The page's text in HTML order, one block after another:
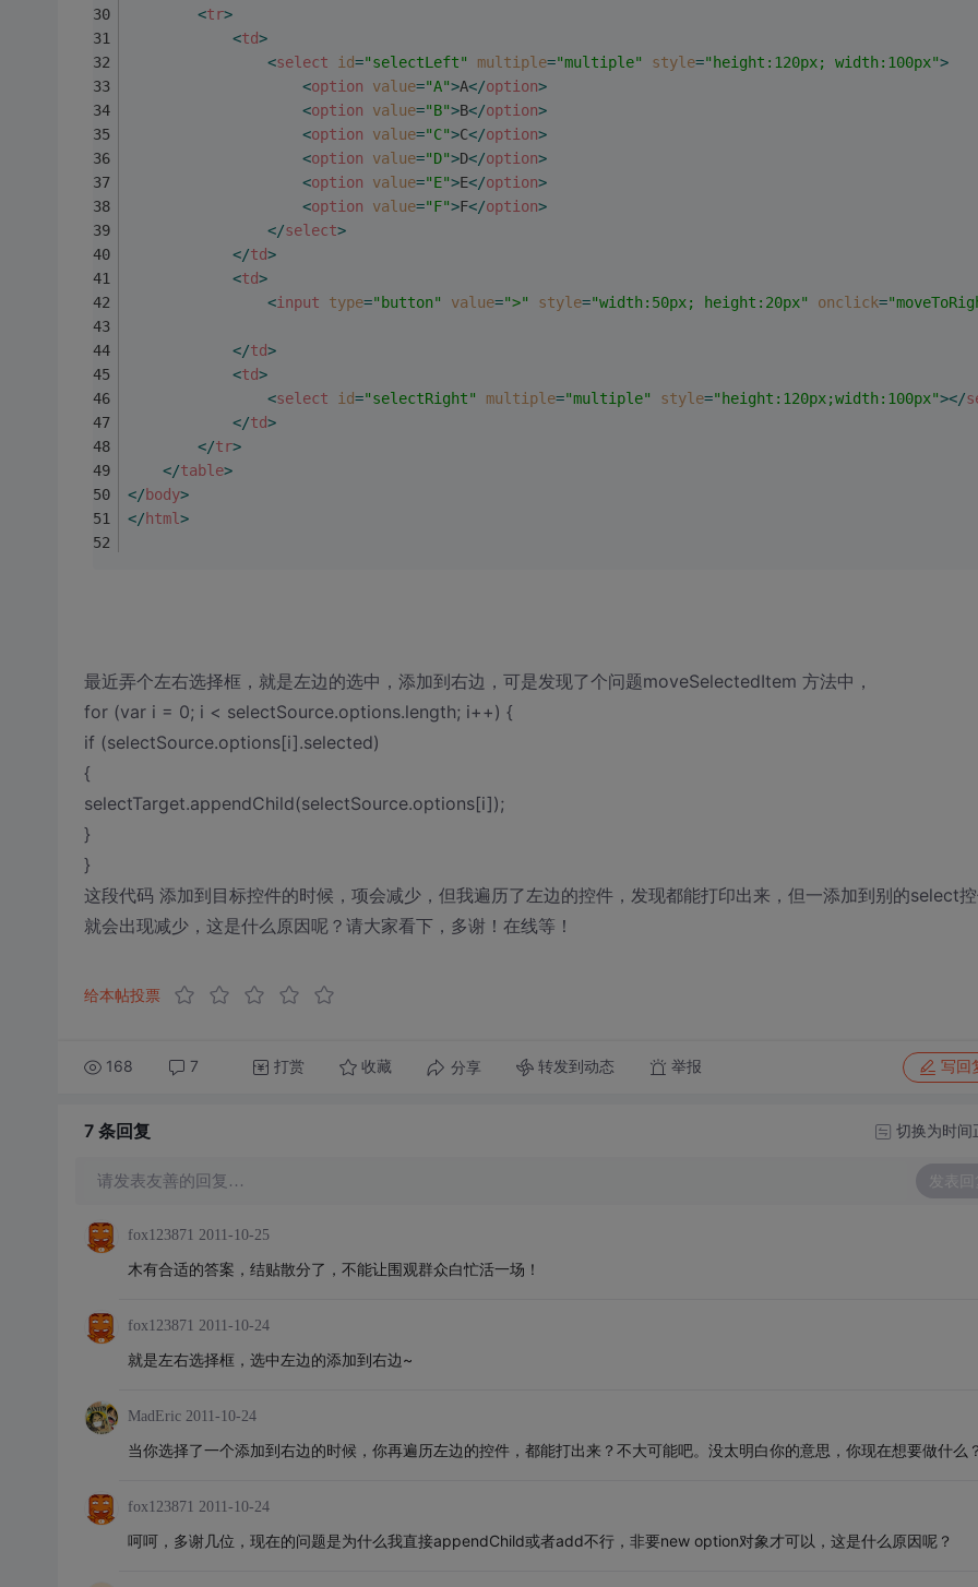
<tr>
<td>
<select id="selectLeft" multiple="multiple" style="height:120px; width:100px">
<option value="A">A</option>
<option value="B">B</option>
<option value="C">C</option>
<option value="D">D</option>
<option value="E">E</option>
<option value="F">F</option>
</select>
</td>
<td>
<input type="button" value=">" style="width:50px; height:20px" onclick=
</td>
<td>
<select id="selectRight" multiple="multiple" style="height:120px;width:100px"></
</td>
</tr>
</table>
</body>
</html >
最近弄个左右选择框，就是左边的选中，添加到右边，可是发现了个问题moveSelectedItem 方法中，
for (var i = 0; i < selectSource.options.length; i++) {
if (selectSource.options[i].selected)
{
selectTarget.appendChild(selectSource.options[i]);
}
}
这段代码 添加到目标控件的时候，项会减少，但我遍历了左边的控件，发现都能打印出来，但一添加到别的select
就会出现减少，这是什么原因呢？请大家看下，多谢！在线等！
给本帖投票
168 7 打赏 收藏 分享 转发到动态 举报 写回
7 条回复 切换为时间
请发表友善的回复… 发表回
fox123871 2011-10-25
木有合适的答案，结贴散分了，不能让围观群众白忙活一场！
fox123871 2011-10-24
就是左右选择框，选中左边的添加到右边~
MadEric 2011-10-24
当你选择了一个添加到右边的时候，你再遍历左边的控件，都能打出来？不大可能吧。没太明白你的意思，你现在想要做什么
fox123871 2011-10-24
呵呵，多谢几位，现在的问题是为什么我直接appendChild或者add不行，非要new option对象才可以，这是什么原因呢？